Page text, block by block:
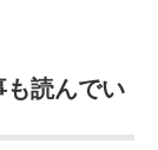
も読んでい